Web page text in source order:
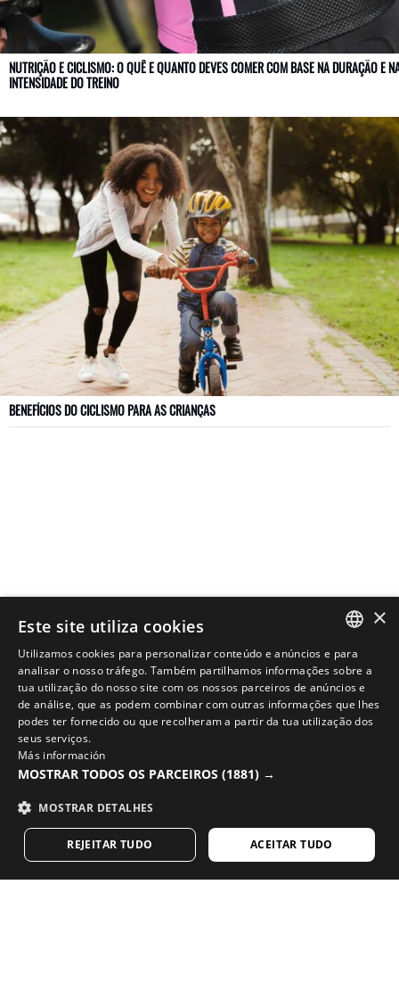
COMPLETE O SEU VISUAL COM O MELHOR EQUIPAMENTO
VISITE A NOSSA LOJA
NUTRIÇÃO E CICLISMO: O QUÊ E QUANTO DEVES COMER COM BASE NA DURAÇÃO E
INTENSIDADE DO TREINO
BENEFÍCIOS DO CICLISMO PARA AS CRIANÇAS
SPANISH
ENGLISH
×
Este site utiliza cookies
Utilizamos cookies para personalizar conteúdo e anúncios e para
analisar o nosso tráfego. Também partilhamos informações sobre a
tua utilização do nosso site com os nossos parceiros de anúncios e
de análise, que as podem combinar com outras informações que lhes
podes ter fornecido ou que recolheram a partir da tua utilização dos
seus serviços.
Más información
MOSTRAR TODOS OS PARCEIROS (1881) →
MOSTRAR DETALHES
ACEITAR TUDO
REJEITAR TUDO